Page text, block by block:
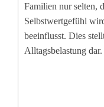
Familien nur selten,
Selbstwertgefühl
beeinflusst. Dies
Alltagsbelastung dar.